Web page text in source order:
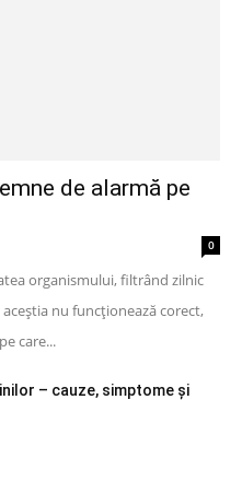
de alarmă pe
0
organismului, filtrând zilnic
nu funcționează corect,
care...
– cauze, simptome și